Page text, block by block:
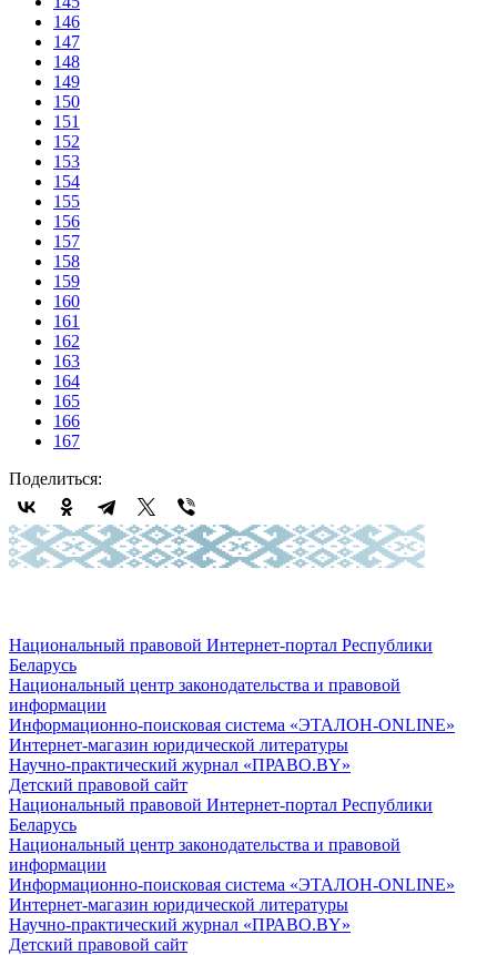
146
147
148
149
150
151
152
153
154
155
156
157
158
159
160
161
162
163
164
165
166
167
Поделиться:
Национальный правовой Интернет-портал Республики
Беларусь
Национальный центр законодательства и правовой
информации
Информационно-поисковая система «ЭТАЛОН-ONLINE»
Интернет-магазин юридической литературы
Научно-практический журнал «ПРАВО.BY»
Детский правовой сайт
Национальный правовой Интернет-портал Республики
Беларусь
Национальный центр законодательства и правовой
информации
Информационно-поисковая система «ЭТАЛОН-ONLINE»
Интернет-магазин юридической литературы
Научно-практический журнал «ПРАВО.BY»
Детский правовой сайт